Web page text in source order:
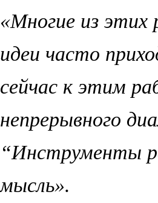
«Многие из этих
идеи часто
сейчас к этим
непрерывного
“Инструменты
мысль».